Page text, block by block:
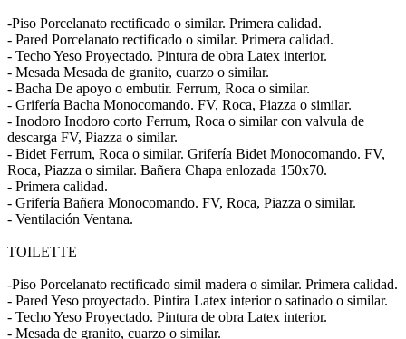
-Piso Porcelanato rectificado o similar. Primera calidad.
- Pared Porcelanato rectificado o similar. Primera calidad.
- Techo Yeso Proyectado. Pintura de obra Latex interior.
- Mesada Mesada de granito, cuarzo o similar.
- Bacha De apoyo o embutir. Ferrum, Roca o similar.
- Grifería Bacha Monocomando. FV, Roca, Piazza o similar.
- Inodoro Inodoro corto Ferrum, Roca o similar con valvula de
descarga FV, Piazza o similar.
- Bidet Ferrum, Roca o similar. Grifería Bidet Monocomando. FV,
Roca, Piazza o similar. Bañera Chapa enlozada 150x70.
- Primera calidad.
- Grifería Bañera Monocomando. FV, Roca, Piazza o similar.
- Ventilación Ventana.
TOILETTE
-Piso Porcelanato rectificado simil madera o similar. Primera calidad.
- Pared Yeso proyectado. Pintira Latex interior o satinado o similar.
- Techo Yeso Proyectado. Pintura de obra Latex interior.
- Mesada de granito, cuarzo o similar.